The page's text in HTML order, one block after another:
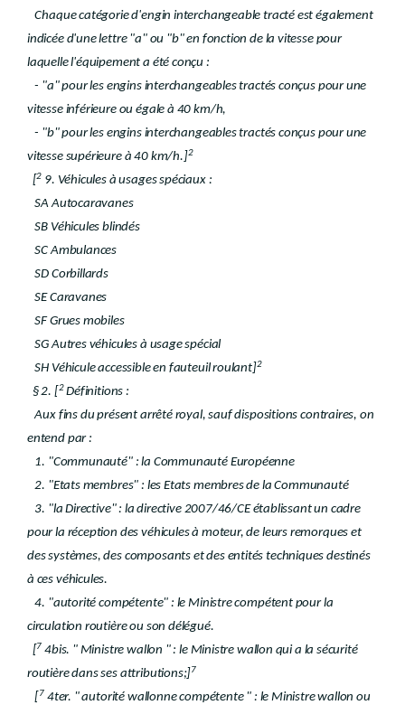
Chaque catégorie d'engin interchangeable tracté est également
indicée d'une lettre "a" ou "b" en fonction de la vitesse pour
laquelle l'équipement a été conçu :
- "a" pour les engins interchangeables tractés conçus pour une
vitesse inférieure ou égale à 40 km/h,
- "b" pour les engins interchangeables tractés conçus pour une
vitesse supérieure à 40 km/h.]2
[2 9. Véhicules à usages spéciaux :
SA Autocaravanes
SB Véhicules blindés
SC Ambulances
SD Corbillards
SE Caravanes
SF Grues mobiles
SG Autres véhicules à usage spécial
SH Véhicule accessible en fauteuil roulant]2
§ 2. [2 Définitions :
Aux fins du présent arrêté royal, sauf dispositions contraires, on
entend par :
1. "Communauté" : la Communauté Européenne
2. "Etats membres" : les Etats membres de la Communauté
3. "la Directive" : la directive 2007/46/CE établissant un cadre
pour la réception des véhicules à moteur, de leurs remorques et
des systèmes, des composants et des entités techniques destinés
à ces véhicules.
4. "autorité compétente" : le Ministre compétent pour la
circulation routière ou son délégué.
[7 4bis. " Ministre wallon " : le Ministre wallon qui a la sécurité
routière dans ses attributions;]7
[ 7 4ter. " autorité wallonne compétente " : le Ministre wallon ou